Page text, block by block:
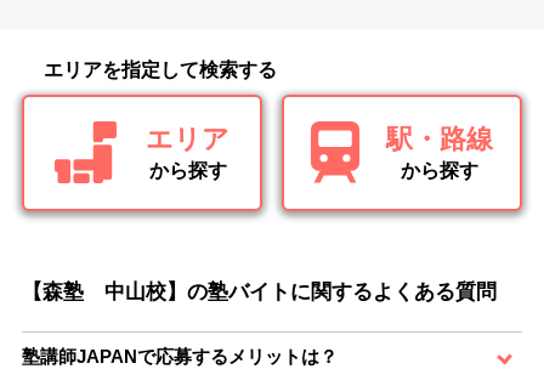
エリアを指定して検索する
エリア
から探す
駅・路線
から探す
【森塾 中山校】の塾バイトに関するよくある質問
塾講師JAPANで応募するメリットは？